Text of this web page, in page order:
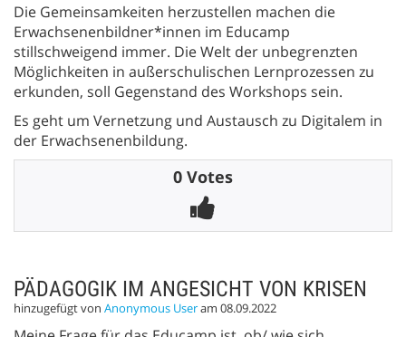
Die Gemeinsamkeiten herzustellen machen die
Erwachsenenbildner*innen im Educamp
stillschweigend immer. Die Welt der unbegrenzten
Möglichkeiten in außerschulischen Lernprozessen zu
erkunden, soll Gegenstand des Workshops sein.
Es geht um Vernetzung und Austausch zu Digitalem in
der Erwachsenenbildung.
0 Votes
PÄDAGOGIK IM ANGESICHT VON KRISEN
hinzugefügt von Anonymous Useram 08.09.2022